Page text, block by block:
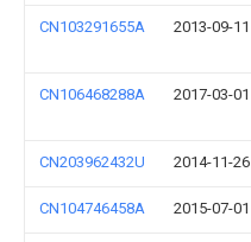
CN103291655A 2013-09-11
CN106468288A 2017-03-01
CN203962432U 2014-11-26
CN104746458A 2015-07-01